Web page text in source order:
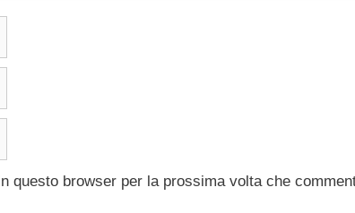
questo browser per la prossima volta che